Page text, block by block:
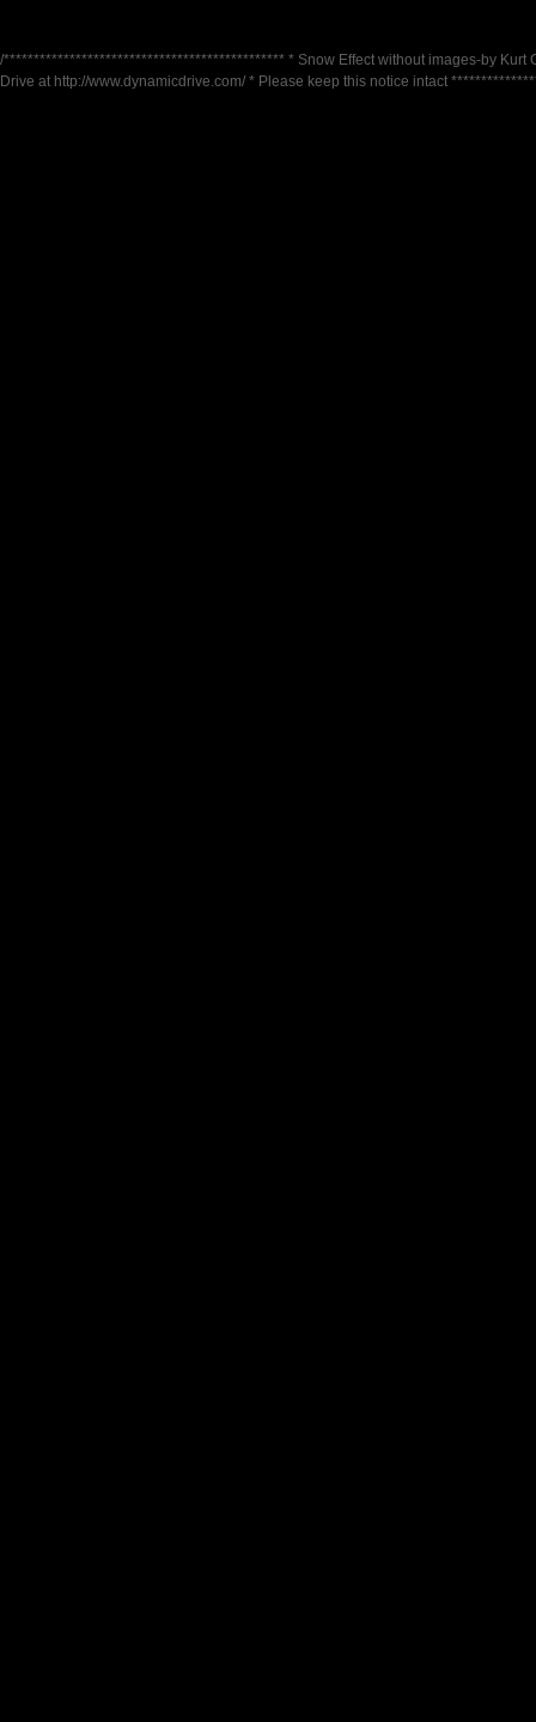
/*********************************************** * Snow Effect without images-by Kurt
Drive at http://www.dynamicdrive.com/ * Please keep this notice intact